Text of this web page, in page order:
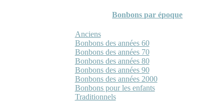
Bonbons par époque
Anciens
Bonbons des années 60
Bonbons des années 70
Bonbons des années 80
Bonbons des années 90
Bonbons des années 2000
Bonbons pour les enfants
Traditionnels